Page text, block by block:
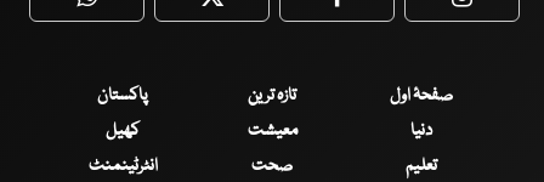
WhatsApp Twitter Facebook
صفحۂ اول تازہ ترین
پاکستان
دنیا
معیشت
کھیل
تعلیم
صحت انٹرٹینمنٹ